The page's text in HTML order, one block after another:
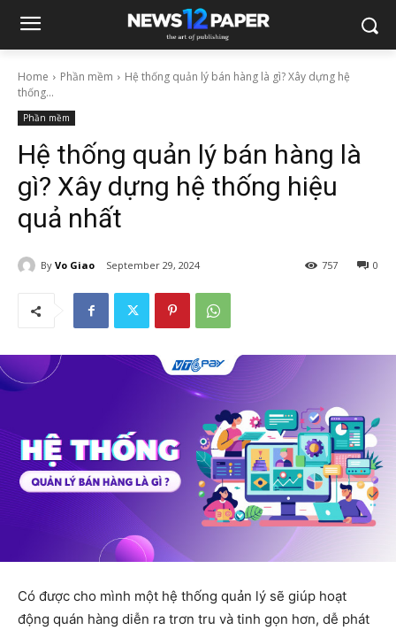
Home Phần mềm
Hệ thống quản lý bán hàng là gì? Xây dựng hệ
thống...
Phần mềm
Hệ thống quản lý bán hàng là
gì? Xây dựng hệ thống hiệu
quả nhất
By Vo Giao September 29, 2024 0
757
Có được cho mình một hệ thống quản lý sẽ giúp hoạt
động quán hàng diễn ra trơn tru và tinh gọn hơn, dễ phát